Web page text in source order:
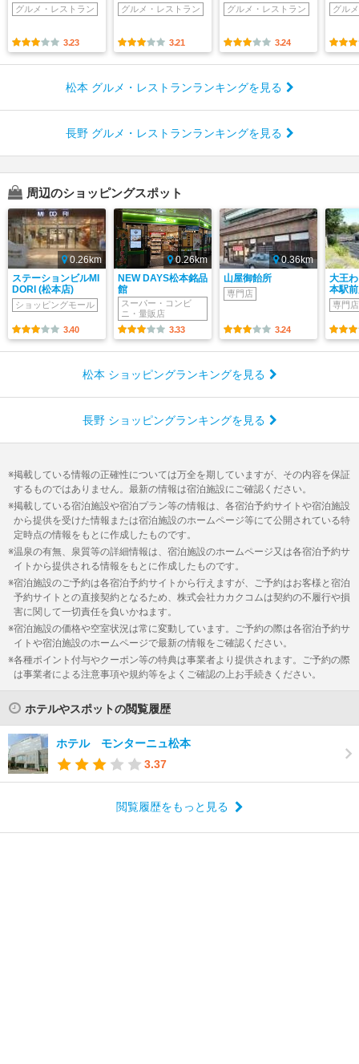
グルメ・レストラン
3.23
グルメ・レストラン
3.21
グルメ・レストラン
3.24
グル
松本 グルメ・レストランランキングを見る
長野 グルメ・レストランランキングを見る
周辺のショッピングスポット
0.26km
ステーションビルMI
DORI (松本店)
ショッピングモール
3.40
0.26km
NEW DAYS松本銘品
館
スーパー・コンビ
ニ・量販店
3.33
0.36km
山屋御飴所
専門店
3.24
大王
本駅
専門店
松本 ショッピングランキングを見る
長野 ショッピングランキングを見る
掲載している情報の正確性については万全を期していますが、その内容を保証
するものではありません。最新の情報は宿泊施設にご確認ください。
掲載している宿泊施設や宿泊プラン等の情報は、各宿泊予約サイトや宿泊施設
から提供を受けた情報または宿泊施設のホームページ等にて公開されている特
定時点の情報をもとに作成したものです。
温泉の有無、泉質等の詳細情報は、宿泊施設のホームページ又は各宿泊予約サ
イトから提供される情報をもとに作成したものです。
宿泊施設のご予約は各宿泊予約サイトから行えますが、ご予約はお客様と宿泊
予約サイトとの直接契約となるため、株式会社カカクコムは契約の不履行や損
害に関して一切責任を負いかねます。
宿泊施設の価格や空室状況は常に変動しています。ご予約の際は各宿泊予約サ
イトや宿泊施設のホームページで最新の情報をご確認ください。
各種ポイント付与やクーポン等の特典は事業者より提供されます。ご予約の際
は事業者による注意事項や規約等をよくご確認の上お手続きください。
ホテルやスポットの閲覧履歴
ホテル モンターニュ松本
3.37
閲覧履歴をもっと見る